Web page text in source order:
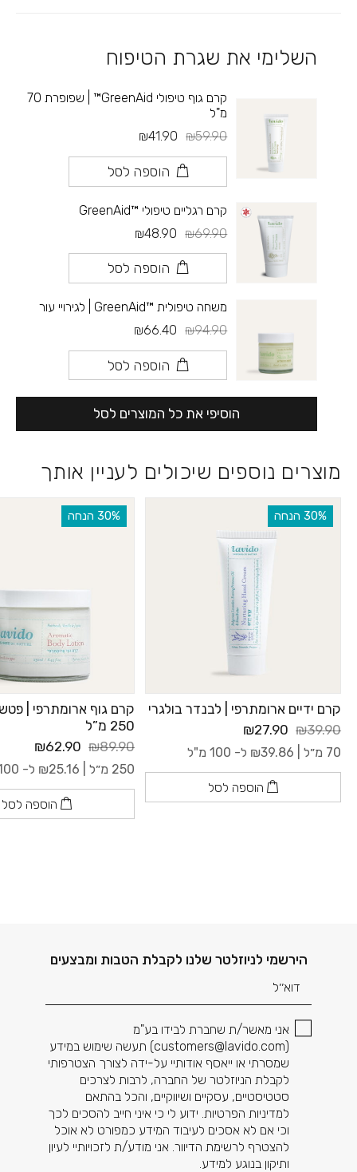
השלימי את שגרת הטיפוח
קרם גוף טיפולי GreenAid™ | שפופרת 70
מ"ל
₪59.90
₪41.90
הוספה לסל
קרם רגליים טיפולי ™GreenAid
₪69.90
₪48.90
הוספה לסל
משחה טיפולית ™GreenAid | לגירויי עור
₪94.90
₪66.40
הוספה לסל
הוסיפי את כל המוצרים לסל
מוצרים נוספים שיכולים לעניין אותך
‫30% הנחה
קרם ידיים ארומתרפי | לבנדר בולגרי
₪39.90
₪27.90
70 מ״ל | ₪39.86 ל- 100 מ"ל
הוספה לסל
‫30% הנחה
קרם גוף ארומתרפי |
250 מ”ל
₪89.90
₪62.90
250 מ״ל | ₪25.16 ל- 100 מ"ל
הוספה לסל
הירשמי לניוזלטר שלנו לקבלת הטבות ומבצעים
דוא׳׳ל
אני מאשר/ת שחברת לבידו בע"מ
(
customers@lavido.com) תעשה שימוש במידע
שמסרתי או ייאסף אודותיי על-ידה לצורך הצטרפותי
לקבלת הניוזלטר של החברה, לרבות לצרכים
סטטיסטיים, עסקיים ושיווקיים, והכל בהתאם
למדיניות הפרטיות. ידוע לי כי איני חייב להסכים לכך
וכי אם לא אסכים לעיבוד המידע כמפורט לא אוכל
להצטרף לרשימת הדיוור. אני מודע/ת לזכויותיי לעיון
ותיקון בנוגע למידע.